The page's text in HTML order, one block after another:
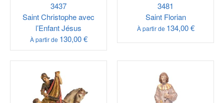
3437
Saint Christophe avec
l’Enfant Jésus
À partir de 130,00 €
3481
Saint Florian
À partir de 134,00 €